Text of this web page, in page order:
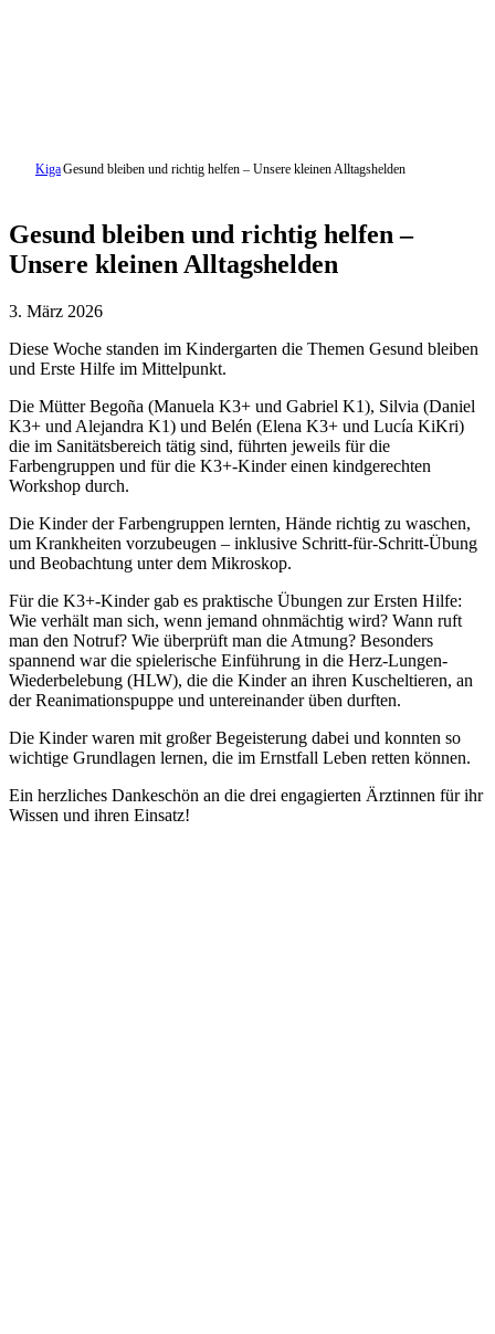
KigaGesund bleiben und richtig helfen – Unsere kleinen Alltagshelden
Gesund bleiben und richtig helfen –
Unsere kleinen Alltagshelden
3. März 2026
Diese Woche standen im Kindergarten die Themen Gesund bleiben
und Erste Hilfe im Mittelpunkt.
Die Mütter Begoña (Manuela K3+ und Gabriel K1), Silvia (Daniel
K3+ und Alejandra K1) und Belén (Elena K3+ und Lucía KiKri)
die im Sanitätsbereich tätig sind, führten jeweils für die
Farbengruppen und für die K3+-Kinder einen kindgerechten
Workshop durch.
Die Kinder der Farbengruppen lernten, Hände richtig zu waschen,
um Krankheiten vorzubeugen – inklusive Schritt-für-Schritt-Übung
und Beobachtung unter dem Mikroskop.
Für die K3+-Kinder gab es praktische Übungen zur Ersten Hilfe:
Wie verhält man sich, wenn jemand ohnmächtig wird? Wann ruft
man den Notruf? Wie überprüft man die Atmung? Besonders
spannend war die spielerische Einführung in die Herz-Lungen-
Wiederbelebung (HLW), die die Kinder an ihren Kuscheltieren, an
der Reanimationspuppe und untereinander üben durften.
Die Kinder waren mit großer Begeisterung dabei und konnten so
wichtige Grundlagen lernen, die im Ernstfall Leben retten können.
Ein herzliches Dankeschön an die drei engagierten Ärztinnen für ihr
Wissen und ihren Einsatz!